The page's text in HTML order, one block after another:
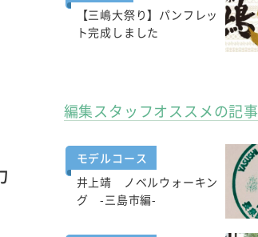
【三嶋大祭り】パンフレッ
ト完成しました
編集スタッフオススメの記事
モデルコース
井上靖 ノベルウォーキン
グ -三島市編-